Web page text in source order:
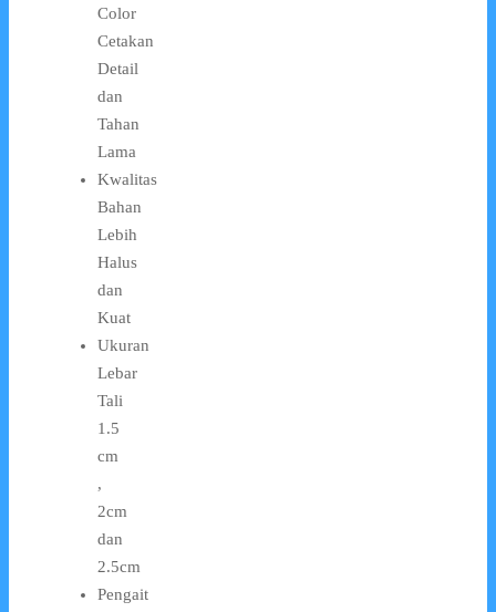
Color
Cetakan
Detail
dan
Tahan
Lama
Kwalitas
Bahan
Lebih
Halus
dan
Kuat
Ukuran
Lebar
Tali
1.5
cm
,
2cm
dan
2.5cm
Pengait